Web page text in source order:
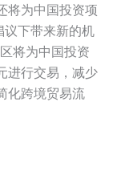
将为中国投资项
议下带来新的机
将为中国投资
进行交易，减少
化跨境贸易流